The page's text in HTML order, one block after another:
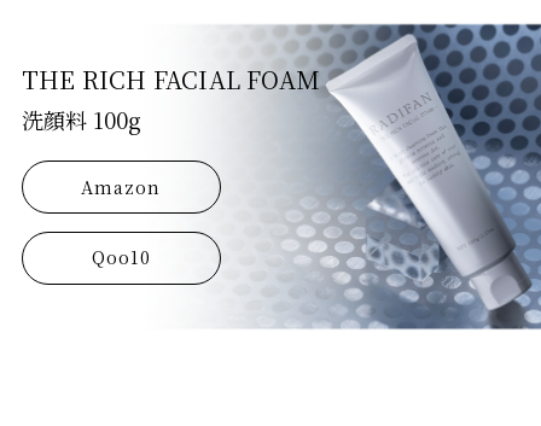
THE RICH FACIAL FOAM
洗顔料 100g
Amazon
Qoo10